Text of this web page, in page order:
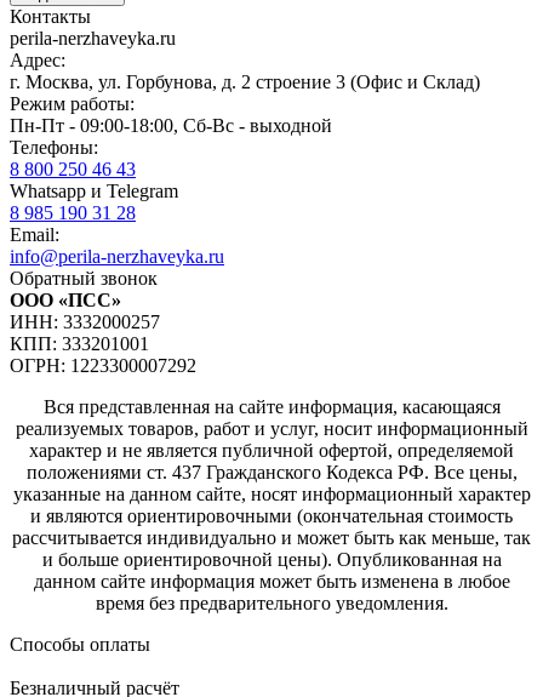
Контакты
perila-nerzhaveyka.ru
Адрес:
г. Москва, ул. Горбунова, д. 2 строение 3 (Офис и Склад)
Режим работы:
Пн-Пт - 09:00-18:00, Сб-Вс - выходной
Телефоны:
8 800 250 46 43
Whatsapp и Telegram
8 985 190 31 28
Email:
info@perila-nerzhaveyka.ru
Обратный звонок
ООО «ПСС»
ИНН: 3332000257
КПП: 333201001
ОГРН: 1223300007292
Вся представленная на сайте информация, касающаяся
реализуемых товаров, работ и услуг, носит информационный
характер и не является публичной офертой, определяемой
положениями ст. 437 Гражданского Кодекса РФ. Все цены,
указанные на данном сайте, носят информационный характер
и являются ориентировочными (окончательная стоимость
рассчитывается индивидуально и может быть как меньше, так
и больше ориентировочной цены). Опубликованная на
данном сайте информация может быть изменена в любое
время без предварительного уведомления.
Способы оплаты
Безналичный расчёт